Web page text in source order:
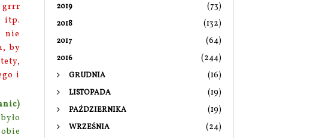
grrr
itp.
nie
by
i
2019 (73)
2018 (132)
2017 (64)
2016 (244)
GRUDNIA (16)
LISTOPADA (19)
PAŹDZIERNIKA (19)
WRZEŚNIA (24)